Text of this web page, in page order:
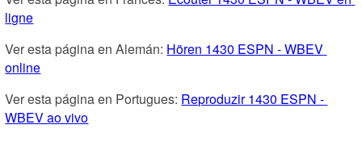
ligne
Ver esta página en Alemán: Hören 1430 ESPN - WBEV
online
Ver esta página en Portugues: Reproduzir 1430 ESPN -
WBEV ao vivo